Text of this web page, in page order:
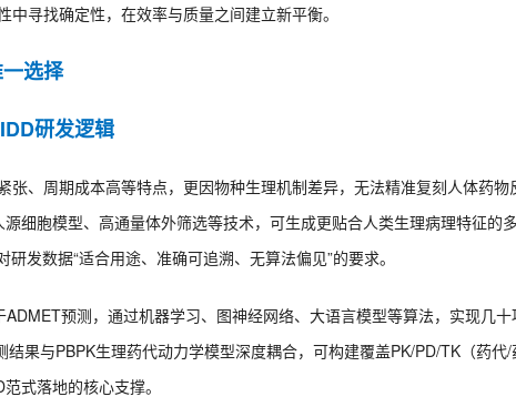
寻找确定性，在效率与质量之间建立新平衡。
选择
研发逻辑
张、周期成本高等特点，更因物种生理机制差异，无法精准复刻人体药物
细胞模型、高通量体外筛选等技术，可生成更贴合人类生理病理特征的
发数据“适合用途、准确可追溯、无算法偏见”的要求。
预测，通过机器学习、图神经网络、大语言模型等算法，实现几
果与PBPK生理药代动力学模型深度耦合，可构建覆盖PK/PD/TK（药代
式落地的核心支撑。